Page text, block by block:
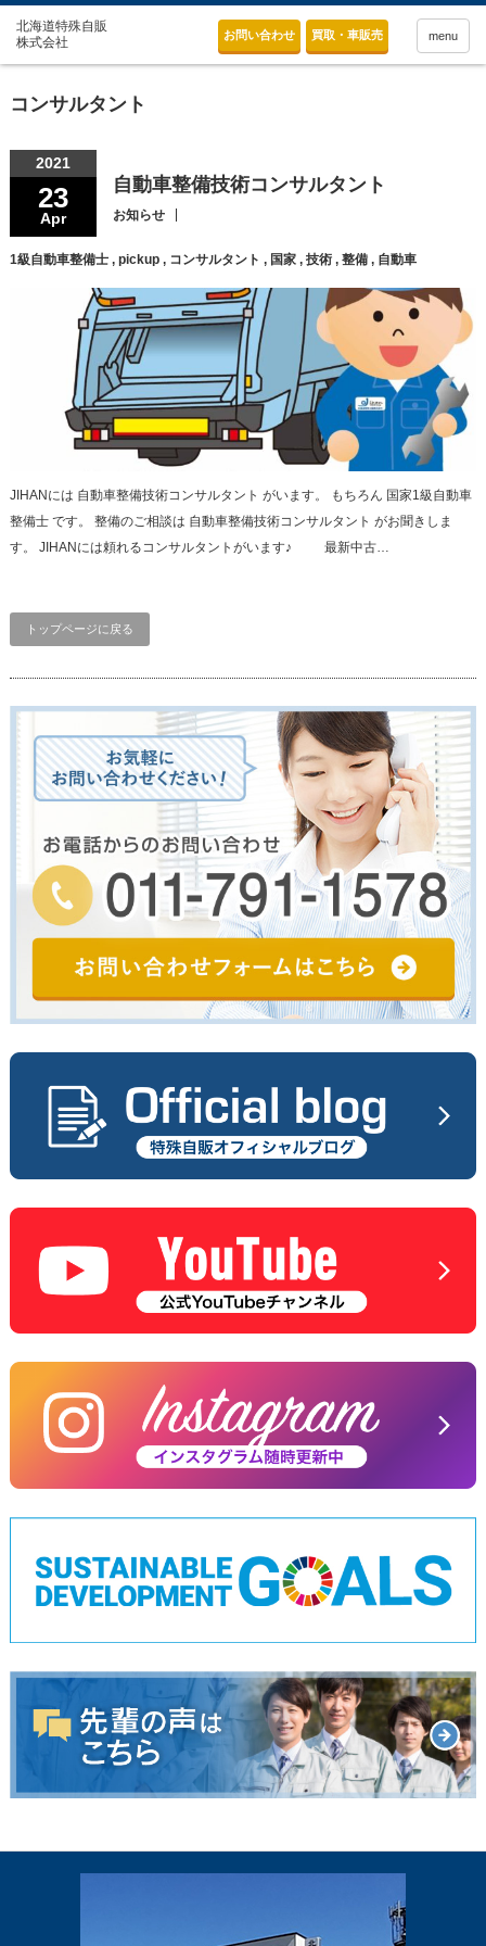
お問い合わせ 買取・車販売 menu
コンサルタント
2021
23
Apr
自動車整備技術コンサルタント
お知らせ
1級自動車整備士, pickup, コンサルタント , 国家, 技術, 整備, 自動車
JIHANには 自動車整備技術コンサルタント がいます。 もちろん 国家1級自動車
整備士 です。 整備のご相談は 自動車整備技術コンサルタント がお聞きしま
す。 JIHANには頼れるコンサルタントがいます♪ 最新中古…
トップページに戻る